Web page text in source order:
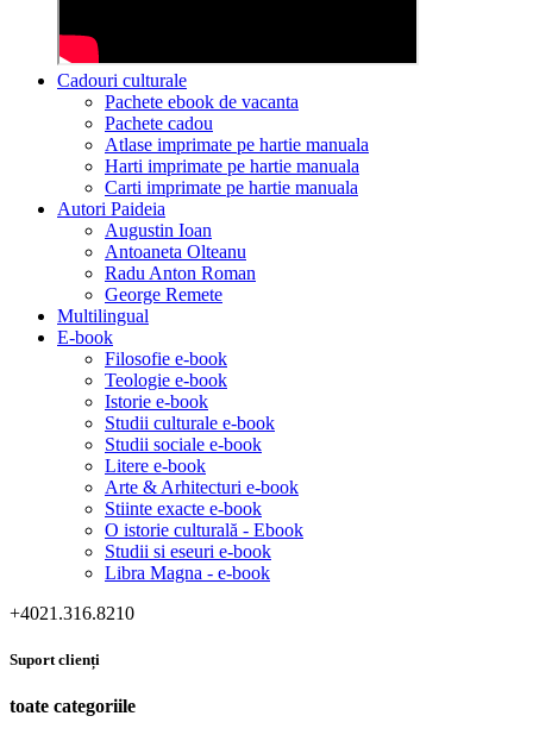
Cadouri culturale
Pachete ebook de vacanta
Pachete cadou
Atlase imprimate pe hartie manuala
Harti imprimate pe hartie manuala
Carti imprimate pe hartie manuala
Autori Paideia
Augustin Ioan
Antoaneta Olteanu
Radu Anton Roman
George Remete
Multilingual
E-book
Filosofie e-book
Teologie e-book
Istorie e-book
Studii culturale e-book
Studii sociale e-book
Litere e-book
Arte & Arhitecturi e-book
Stiinte exacte e-book
O istorie culturală - Ebook
Studii si eseuri e-book
Libra Magna - e-book
+4021.316.8210
Suport clienți
toate categoriile